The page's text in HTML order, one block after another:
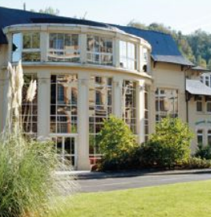
Bagnoles-de-l’Orne